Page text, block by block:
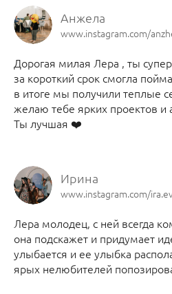
Анжела
www.instagram.com/
Дорогая милая Лера , ты
за короткий срок смогла
в итоге мы получили теплые
желаю тебе ярких проектов и
Ты лучшая ❤️
Ирина
www.instagram.com/
Лера молодец, с ней всегда
она подскажет и придумает
улыбается и ее улыбка
ярых нелюбителей